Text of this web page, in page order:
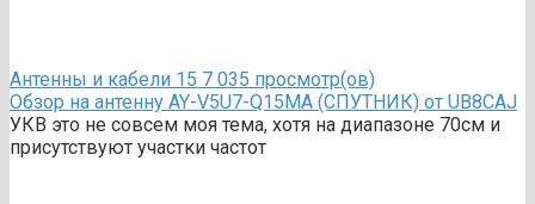
Антенны и кабели 15 7 035 просмотр(ов)
Обзор на антенну AY-V5U7-Q15MA (СПУТНИК) от UB8CAJ
УКВ это не совсем моя тема, хотя на диапазоне 70см и
присутствуют участки частот